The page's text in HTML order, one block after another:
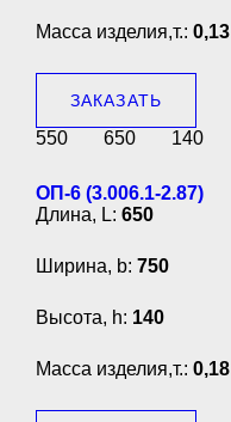
Масса изделия,т.: 0,13
ЗАКАЗАТЬ
550 650 140
ОП-6 (3.006.1-2.87)
Длина, L: 650
Ширина, b: 750
Высота, h: 140
Масса изделия,т.: 0,18